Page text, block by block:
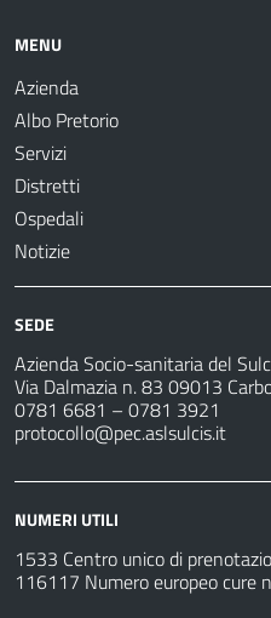
MENU
Azienda
Albo Pretorio
Servizi
Distretti
Ospedali
Notizie
SEDE
Azienda Socio-sanitaria del
Via Dalmazia n. 83 09013
0781 6681 – 0781 3921
protocollo@pec.aslsulcis.it
NUMERI UTILI
1533 Centro unico di
116117 Numero europeo cure